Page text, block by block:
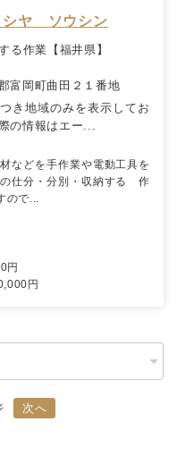
シヤ ソウシン
る作業【福井県】
富岡町曲田２１番地
き地域のみを表示してお
の情報はエー...
などを手作業や電動工具を
仕分・分別・収納する 作
ので...
円
円
次へ